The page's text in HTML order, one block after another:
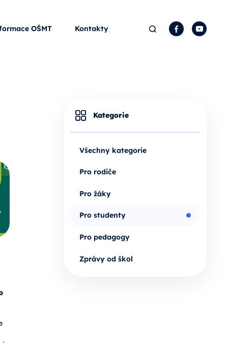
OŠMT Kontakty Hledat Facebook
Kategorie
Všechny kategorie
Pro rodiče
Pro žáky
Pro studenty
Pro pedagogy
Zprávy od škol